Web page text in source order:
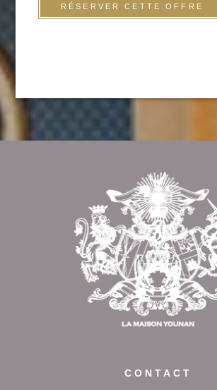
RÉSERVER CETTE OFFRE
Revenir en
haut de page
CONTACT
CHAMBRES
SERVICES
TOURISME
PRESSE
+33 5 49 05 58 68
OFFRES
AGENDA
CARTES CADEAUX